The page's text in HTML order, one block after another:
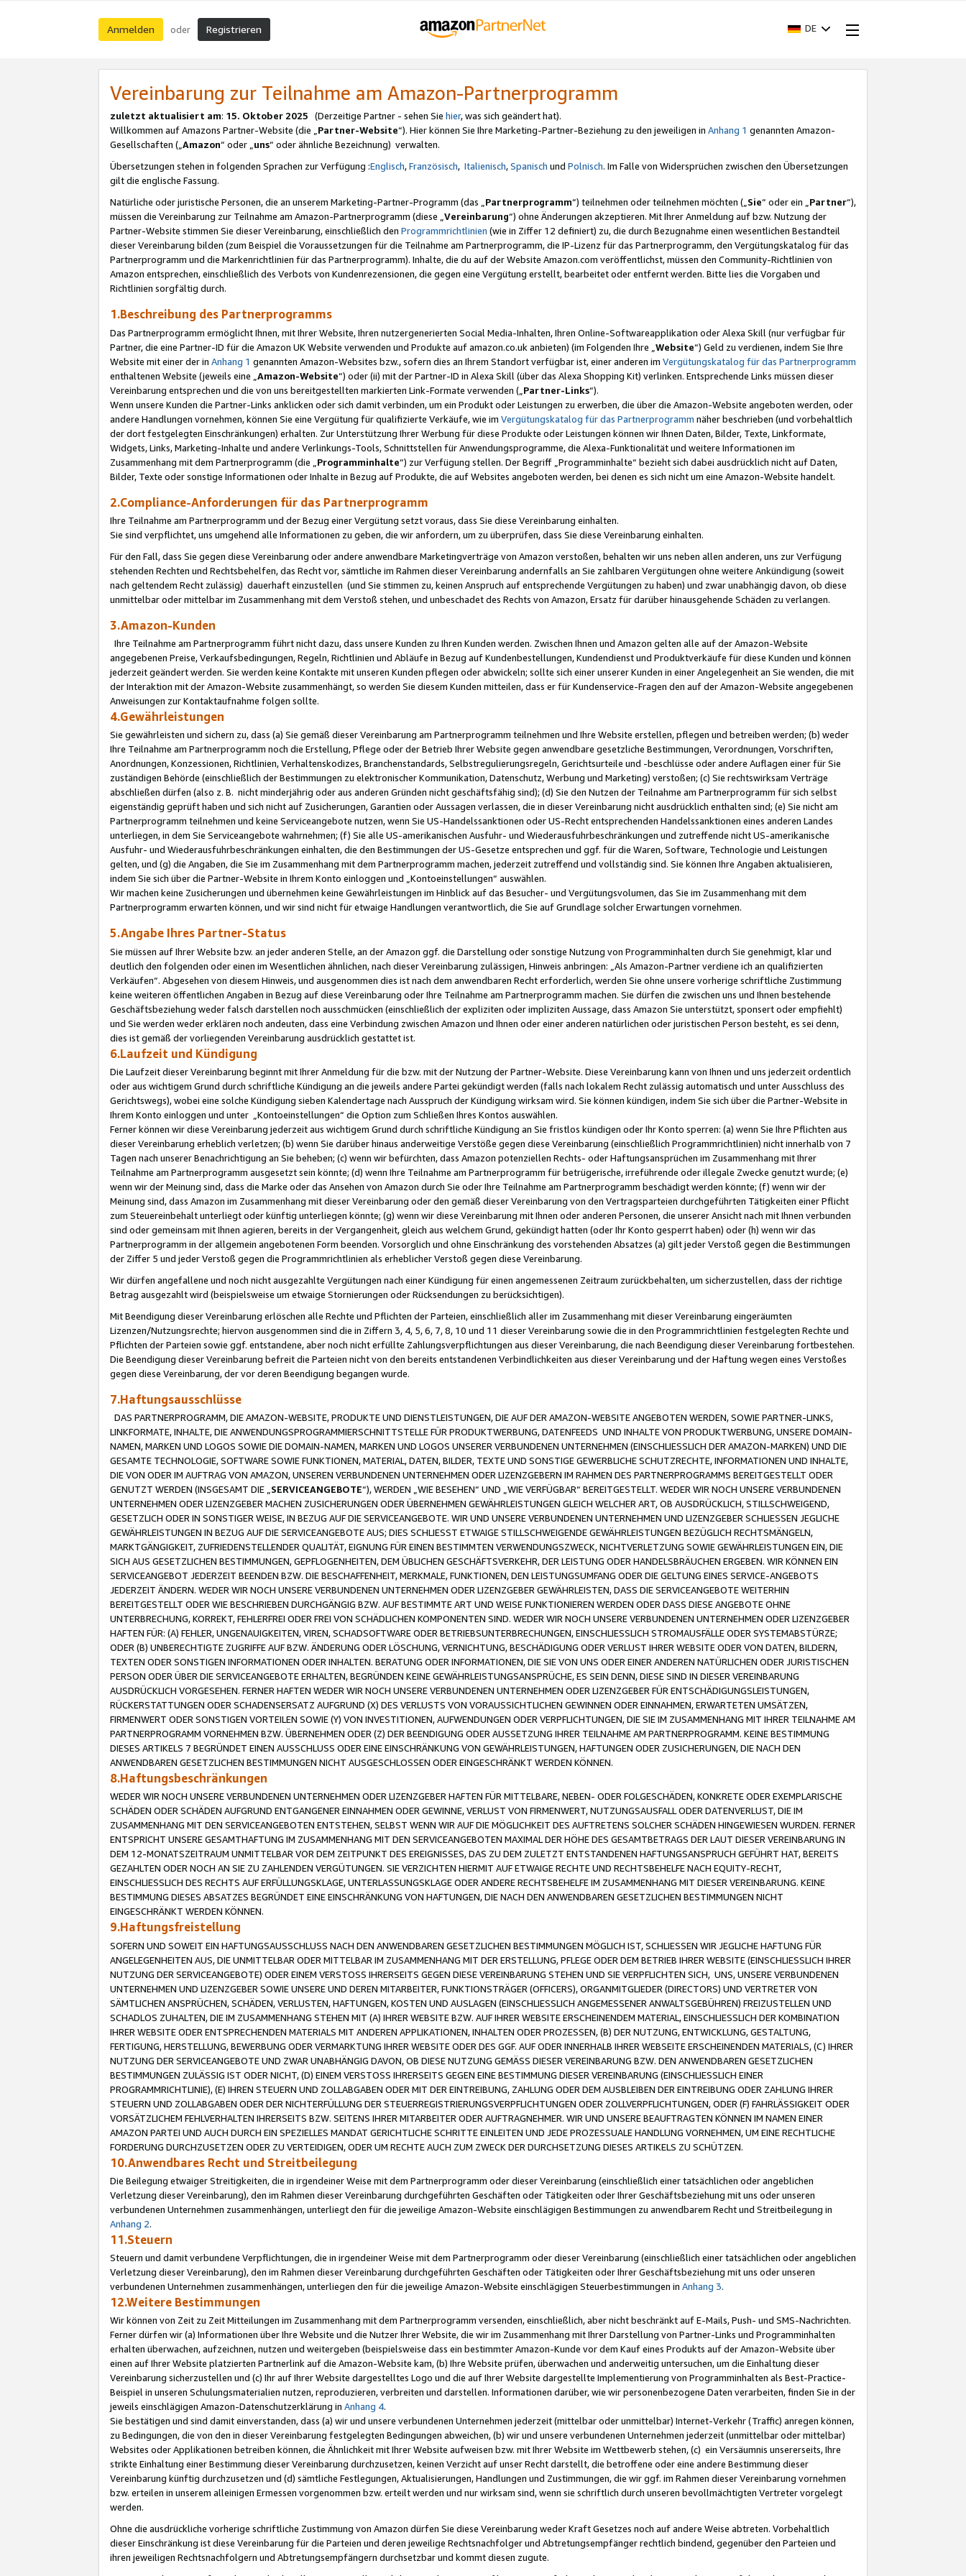
Anmelden oder Registrieren DE
Vereinbarung zur Teilnahme am Amazon-Partnerprogramm
zuletzt aktualisiert am: 15. Oktober 2025 (Derzeitige Partner - sehen Sie hier, was sich geändert hat).
Willkommen auf Amazons Partner-Website (die „Partner-Website“). Hier können Sie Ihre Marketing-Partner-Beziehung zu den jeweiligen in Anhang 1 genannten Amazon-
Gesellschaften („Amazon“ oder „uns“ oder ähnliche Bezeichnung) verwalten.
Übersetzungen stehen in folgenden Sprachen zur Verfügung :Englisch,Französisch, Italienisch,Spanisch und Polnisch. Im Falle von Widersprüchen zwischen den Übersetzungen
gilt die englische Fassung.
Natürliche oder juristische Personen, die an unserem Marketing-Partner-Programm (das „Partnerprogramm“) teilnehmen oder teilnehmen möchten („Sie“ oder ein „Partner“),
müssen die Vereinbarung zur Teilnahme am Amazon-Partnerprogramm (diese „Vereinbarung“) ohne Änderungen akzeptieren. Mit Ihrer Anmeldung auf bzw. Nutzung der
Partner-Website stimmen Sie dieser Vereinbarung, einschließlich den Programmrichtlinien (wie in Ziffer 12 definiert) zu, die durch Bezugnahme einen wesentlichen Bestandteil
dieser Vereinbarung bilden (zum Beispiel die Voraussetzungen für die Teilnahme am Partnerprogramm, die IP-Lizenz für das Partnerprogramm, den Vergütungskatalog für das
Partnerprogramm und die Markenrichtlinien für das Partnerprogramm). Inhalte, die du auf der Website Amazon.com veröffentlichst, müssen den Community-Richtlinien von
Amazon entsprechen, einschließlich des Verbots von Kundenrezensionen, die gegen eine Vergütung erstellt, bearbeitet oder entfernt werden. Bitte lies die Vorgaben und
Richtlinien sorgfältig durch.
1.Beschreibung des Partnerprogramms
Das Partnerprogramm ermöglicht Ihnen, mit Ihrer Website, Ihren nutzergenerierten Social Media-Inhalten, Ihren Online-Softwareapplikation oder Alexa Skill (nur verfügbar für
Partner, die eine Partner-ID für die Amazon UK Website verwenden und Produkte auf amazon.co.uk anbieten) (im Folgenden Ihre „ Website“) Geld zu verdienen, indem Sie Ihre
Website mit einer der in Anhang 1 genannten Amazon-Websites bzw., sofern dies an Ihrem Standort verfügbar ist, einer anderen im Vergütungskatalog für das Partnerprogramm
enthaltenen Website (jeweils eine „ Amazon-Website“) oder (ii) mit der Partner-ID in Alexa Skill (über das Alexa Shopping Kit) verlinken. Entsprechende Links müssen dieser
Vereinbarung entsprechen und die von uns bereitgestellten markierten Link-Formate verwenden („ Partner-Links“).
Wenn unsere Kunden die Partner-Links anklicken oder sich damit verbinden, um ein Produkt oder Leistungen zu erwerben, die über die Amazon-Website angeboten werden, oder
andere Handlungen vornehmen, können Sie eine Vergütung für qualifizierte Verkäufe, wie im Vergütungskatalog für das Partnerprogramm näher beschrieben (und vorbehaltlich
der dort festgelegten Einschränkungen) erhalten. Zur Unterstützung Ihrer Werbung für diese Produkte oder Leistungen können wir Ihnen Daten, Bilder, Texte, Linkformate,
Widgets, Links, Marketing-Inhalte und andere Verlinkungs-Tools, Schnittstellen für Anwendungsprogramme, die Alexa-Funktionalität und weitere Informationen im
Zusammenhang mit dem Partnerprogramm (die „ Programminhalte“) zur Verfügung stellen. Der Begriff „Programminhalte“ bezieht sich dabei ausdrücklich nicht auf Daten,
Bilder, Texte oder sonstige Informationen oder Inhalte in Bezug auf Produkte, die auf Websites angeboten werden, bei denen es sich nicht um eine Amazon-Website handelt.
2.Compliance-Anforderungen für das Partnerprogramm
Ihre Teilnahme am Partnerprogramm und der Bezug einer Vergütung setzt voraus, dass Sie diese Vereinbarung einhalten.
Sie sind verpflichtet, uns umgehend alle Informationen zu geben, die wir anfordern, um zu überprüfen, dass Sie diese Vereinbarung einhalten.
Für den Fall, dass Sie gegen diese Vereinbarung oder andere anwendbare Marketingverträge von Amazon verstoßen, behalten wir uns neben allen anderen, uns zur Verfügung
stehenden Rechten und Rechtsbehelfen, das Recht vor, sämtliche im Rahmen dieser Vereinbarung andernfalls an Sie zahlbaren Vergütungen ohne weitere Ankündigung (soweit
nach geltendem Recht zulässig) dauerhaft einzustellen (und Sie stimmen zu, keinen Anspruch auf entsprechende Vergütungen zu haben) und zwar unabhängig davon, ob diese
unmittelbar oder mittelbar im Zusammenhang mit dem Verstoß stehen, und unbeschadet des Rechts von Amazon, Ersatz für darüber hinausgehende Schäden zu verlangen.
3.Amazon-Kunden
Ihre Teilnahme am Partnerprogramm führt nicht dazu, dass unsere Kunden zu Ihren Kunden werden. Zwischen Ihnen und Amazon gelten alle auf der Amazon-Website
angegebenen Preise, Verkaufsbedingungen, Regeln, Richtlinien und Abläufe in Bezug auf Kundenbestellungen, Kundendienst und Produktverkäufe für diese Kunden und können
jederzeit geändert werden. Sie werden keine Kontakte mit unseren Kunden pflegen oder abwickeln; sollte sich einer unserer Kunden in einer Angelegenheit an Sie wenden, die mit
der Interaktion mit der Amazon-Website zusammenhängt, so werden Sie diesem Kunden mitteilen, dass er für Kundenservice-Fragen den auf der Amazon-Website angegebenen
Anweisungen zur Kontaktaufnahme folgen sollte.
4.Gewährleistungen
Sie gewährleisten und sichern zu, dass (a) Sie gemäß dieser Vereinbarung am Partnerprogramm teilnehmen und Ihre Website erstellen, pflegen und betreiben werden; (b) weder
Ihre Teilnahme am Partnerprogramm noch die Erstellung, Pflege oder der Betrieb Ihrer Website gegen anwendbare gesetzliche Bestimmungen, Verordnungen, Vorschriften,
Anordnungen, Konzessionen, Richtlinien, Verhaltenskodizes, Branchenstandards, Selbstregulierungsregeln, Gerichtsurteile und -beschlüsse oder andere Auflagen einer für Sie
zuständigen Behörde (einschließlich der Bestimmungen zu elektronischer Kommunikation, Datenschutz, Werbung und Marketing) verstoßen; (c) Sie rechtswirksam Verträge
abschließen dürfen (also z. B. nicht minderjährig oder aus anderen Gründen nicht geschäftsfähig sind); (d) Sie den Nutzen der Teilnahme am Partnerprogramm für sich selbst
eigenständig geprüft haben und sich nicht auf Zusicherungen, Garantien oder Aussagen verlassen, die in dieser Vereinbarung nicht ausdrücklich enthalten sind; (e) Sie nicht am
Partnerprogramm teilnehmen und keine Serviceangebote nutzen, wenn Sie US-Handelssanktionen oder US-Recht entsprechenden Handelssanktionen eines anderen Landes
unterliegen, in dem Sie Serviceangebote wahrnehmen; (f) Sie alle US-amerikanischen Ausfuhr- und Wiederausfuhrbeschränkungen und zutreffende nicht US-amerikanische
Ausfuhr- und Wiederausfuhrbeschränkungen einhalten, die den Bestimmungen der US-Gesetze entsprechen und ggf. für die Waren, Software, Technologie und Leistungen
gelten, und (g) die Angaben, die Sie im Zusammenhang mit dem Partnerprogramm machen, jederzeit zutreffend und vollständig sind. Sie können Ihre Angaben aktualisieren,
indem Sie sich über die Partner-Website in Ihrem Konto einloggen und „Kontoeinstellungen“ auswählen.
Wir machen keine Zusicherungen und übernehmen keine Gewährleistungen im Hinblick auf das Besucher- und Vergütungsvolumen, das Sie im Zusammenhang mit dem
Partnerprogramm erwarten können, und wir sind nicht für etwaige Handlungen verantwortlich, die Sie auf Grundlage solcher Erwartungen vornehmen.
5.Angabe Ihres Partner-Status
Sie müssen auf Ihrer Website bzw. an jeder anderen Stelle, an der Amazon ggf. die Darstellung oder sonstige Nutzung von Programminhalten durch Sie genehmigt, klar und
deutlich den folgenden oder einen im Wesentlichen ähnlichen, nach dieser Vereinbarung zulässigen, Hinweis anbringen: „Als Amazon-Partner verdiene ich an qualifizierten
Verkäufen“. Abgesehen von diesem Hinweis, und ausgenommen dies ist nach dem anwendbaren Recht erforderlich, werden Sie ohne unsere vorherige schriftliche Zustimmung
keine weiteren öffentlichen Angaben in Bezug auf diese Vereinbarung oder Ihre Teilnahme am Partnerprogramm machen. Sie dürfen die zwischen uns und Ihnen bestehende
Geschäftsbeziehung weder falsch darstellen noch ausschmücken (einschließlich der expliziten oder impliziten Aussage, dass Amazon Sie unterstützt, sponsert oder empfiehlt)
und Sie werden weder erklären noch andeuten, dass eine Verbindung zwischen Amazon und Ihnen oder einer anderen natürlichen oder juristischen Person besteht, es sei denn,
dies ist gemäß der vorliegenden Vereinbarung ausdrücklich gestattet ist.
6.Laufzeit und Kündigung
Die Laufzeit dieser Vereinbarung beginnt mit Ihrer Anmeldung für die bzw. mit der Nutzung der Partner-Website. Diese Vereinbarung kann von Ihnen und uns jederzeit ordentlich
oder aus wichtigem Grund durch schriftliche Kündigung an die jeweils andere Partei gekündigt werden (falls nach lokalem Recht zulässig automatisch und unter Ausschluss des
Gerichtswegs), wobei eine solche Kündigung sieben Kalendertage nach Ausspruch der Kündigung wirksam wird. Sie können kündigen, indem Sie sich über die Partner-Website in
Ihrem Konto einloggen und unter „Kontoeinstellungen“ die Option zum Schließen Ihres Kontos auswählen.
Ferner können wir diese Vereinbarung jederzeit aus wichtigem Grund durch schriftliche Kündigung an Sie fristlos kündigen oder Ihr Konto sperren: (a) wenn Sie Ihre Pflichten aus
dieser Vereinbarung erheblich verletzen; (b) wenn Sie darüber hinaus anderweitige Verstöße gegen diese Vereinbarung (einschließlich Programmrichtlinien) nicht innerhalb von 7
Tagen nach unserer Benachrichtigung an Sie beheben; (c) wenn wir befürchten, dass Amazon potenziellen Rechts- oder Haftungsansprüchen im Zusammenhang mit Ihrer
Teilnahme am Partnerprogramm ausgesetzt sein könnte; (d) wenn Ihre Teilnahme am Partnerprogramm für betrügerische, irreführende oder illegale Zwecke genutzt wurde; (e)
wenn wir der Meinung sind, dass die Marke oder das Ansehen von Amazon durch Sie oder Ihre Teilnahme am Partnerprogramm beschädigt werden könnte; (f) wenn wir der
Meinung sind, dass Amazon im Zusammenhang mit dieser Vereinbarung oder den gemäß dieser Vereinbarung von den Vertragsparteien durchgeführten Tätigkeiten einer Pflicht
zum Steuereinbehalt unterliegt oder künftig unterliegen könnte; (g) wenn wir diese Vereinbarung mit Ihnen oder anderen Personen, die unserer Ansicht nach mit Ihnen verbunden
sind oder gemeinsam mit Ihnen agieren, bereits in der Vergangenheit, gleich aus welchem Grund, gekündigt hatten (oder Ihr Konto gesperrt haben) oder (h) wenn wir das
Partnerprogramm in der allgemein angebotenen Form beenden. Vorsorglich und ohne Einschränkung des vorstehenden Absatzes (a) gilt jeder Verstoß gegen die Bestimmungen
der Ziffer 5 und jeder Verstoß gegen die Programmrichtlinien als erheblicher Verstoß gegen diese Vereinbarung.
Wir dürfen angefallene und noch nicht ausgezahlte Vergütungen nach einer Kündigung für einen angemessenen Zeitraum zurückbehalten, um sicherzustellen, dass der richtige
Betrag ausgezahlt wird (beispielsweise um etwaige Stornierungen oder Rücksendungen zu berücksichtigen).
Mit Beendigung dieser Vereinbarung erlöschen alle Rechte und Pflichten der Parteien, einschließlich aller im Zusammenhang mit dieser Vereinbarung eingeräumten
Lizenzen/Nutzungsrechte; hiervon ausgenommen sind die in Ziffern 3, 4, 5, 6, 7, 8, 10 und 11 dieser Vereinbarung sowie die in den Programmrichtlinien festgelegten Rechte und
Pflichten der Parteien sowie ggf. entstandene, aber noch nicht erfüllte Zahlungsverpflichtungen aus dieser Vereinbarung, die nach Beendigung dieser Vereinbarung fortbestehen.
Die Beendigung dieser Vereinbarung befreit die Parteien nicht von den bereits entstandenen Verbindlichkeiten aus dieser Vereinbarung und der Haftung wegen eines Verstoßes
gegen diese Vereinbarung, der vor deren Beendigung begangen wurde.
7.Haftungsausschlüsse
DAS PARTNERPROGRAMM, DIE AMAZON-WEBSITE, PRODUKTE UND DIENSTLEISTUNGEN, DIE AUF DER AMAZON-WEBSITE ANGEBOTEN WERDEN, SOWIE PARTNER-LINKS,
LINKFORMATE, INHALTE, DIE ANWENDUNGSPROGRAMMIERSCHNITTSTELLE FÜR PRODUKTWERBUNG, DATENFEEDS UND INHALTE VON PRODUKTWERBUNG, UNSERE DOMAIN-
NAMEN, MARKEN UND LOGOS SOWIE DIE DOMAIN-NAMEN, MARKEN UND LOGOS UNSERER VERBUNDENEN UNTERNEHMEN (EINSCHLIESSLICH DER AMAZON-MARKEN) UND DIE
GESAMTE TECHNOLOGIE, SOFTWARE SOWIE FUNKTIONEN, MATERIAL, DATEN, BILDER, TEXTE UND SONSTIGE GEWERBLICHE SCHUTZRECHTE, INFORMATIONEN UND INHALTE,
DIE VON ODER IM AUFTRAG VON AMAZON, UNSEREN VERBUNDENEN UNTERNEHMEN ODER LIZENZGEBERN IM RAHMEN DES PARTNERPROGRAMMS BEREITGESTELLT ODER
GENUTZT WERDEN (INSGESAMT DIE „ SERVICEANGEBOTE“), WERDEN „WIE BESEHEN“ UND „WIE VERFÜGBAR“ BEREITGESTELLT. WEDER WIR NOCH UNSERE VERBUNDENEN
UNTERNEHMEN ODER LIZENZGEBER MACHEN ZUSICHERUNGEN ODER ÜBERNEHMEN GEWÄHRLEISTUNGEN GLEICH WELCHER ART, OB AUSDRÜCKLICH, STILLSCHWEIGEND,
GESETZLICH ODER IN SONSTIGER WEISE, IN BEZUG AUF DIE SERVICEANGEBOTE. WIR UND UNSERE VERBUNDENEN UNTERNEHMEN UND LIZENZGEBER SCHLIESSEN JEGLICHE
GEWÄHRLEISTUNGEN IN BEZUG AUF DIE SERVICEANGEBOTE AUS; DIES SCHLIESST ETWAIGE STILLSCHWEIGENDE GEWÄHRLEISTUNGEN BEZÜGLICH RECHTSMÄNGELN,
MARKTGÄNGIGKEIT, ZUFRIEDENSTELLENDER QUALITÄT, EIGNUNG FÜR EINEN BESTIMMTEN VERWENDUNGSZWECK, NICHTVERLETZUNG SOWIE GEWÄHRLEISTUNGEN EIN, DIE
SICH AUS GESETZLICHEN BESTIMMUNGEN, GEPFLOGENHEITEN, DEM ÜBLICHEN GESCHÄFTSVERKEHR, DER LEISTUNG ODER HANDELSBRÄUCHEN ERGEBEN. WIR KÖNNEN EIN
SERVICEANGEBOT JEDERZEIT BEENDEN BZW. DIE BESCHAFFENHEIT, MERKMALE, FUNKTIONEN, DEN LEISTUNGSUMFANG ODER DIE GELTUNG EINES SERVICE-ANGEBOTS
JEDERZEIT ÄNDERN. WEDER WIR NOCH UNSERE VERBUNDENEN UNTERNEHMEN ODER LIZENZGEBER GEWÄHRLEISTEN, DASS DIE SERVICEANGEBOTE WEITERHIN
BEREITGESTELLT ODER WIE BESCHRIEBEN DURCHGÄNGIG BZW. AUF BESTIMMTE ART UND WEISE FUNKTIONIEREN WERDEN ODER DASS DIESE ANGEBOTE OHNE
UNTERBRECHUNG, KORREKT, FEHLERFREI ODER FREI VON SCHÄDLICHEN KOMPONENTEN SIND. WEDER WIR NOCH UNSERE VERBUNDENEN UNTERNEHMEN ODER LIZENZGEBER
HAFTEN FÜR: (A) FEHLER, UNGENAUIGKEITEN, VIREN, SCHADSOFTWARE ODER BETRIEBSUNTERBRECHUNGEN, EINSCHLIESSLICH STROMAUSFÄLLE ODER SYSTEMABSTÜRZE;
ODER (B) UNBERECHTIGTE ZUGRIFFE AUF BZW. ÄNDERUNG ODER LÖSCHUNG, VERNICHTUNG, BESCHÄDIGUNG ODER VERLUST IHRER WEBSITE ODER VON DATEN, BILDERN,
TEXTEN ODER SONSTIGEN INFORMATIONEN ODER INHALTEN. BERATUNG ODER INFORMATIONEN, DIE SIE VON UNS ODER EINER ANDEREN NATÜRLICHEN ODER JURISTISCHEN
PERSON ODER ÜBER DIE SERVICEANGEBOTE ERHALTEN, BEGRÜNDEN KEINE GEWÄHRLEISTUNGSANSPRÜCHE, ES SEIN DENN, DIESE SIND IN DIESER VEREINBARUNG
AUSDRÜCKLICH VORGESEHEN. FERNER HAFTEN WEDER WIR NOCH UNSERE VERBUNDENEN UNTERNEHMEN ODER LIZENZGEBER FÜR ENTSCHÄDIGUNGSLEISTUNGEN,
RÜCKERSTATTUNGEN ODER SCHADENSERSATZ AUFGRUND (X) DES VERLUSTS VON VORAUSSICHTLICHEN GEWINNEN ODER EINNAHMEN, ERWARTETEN UMSÄTZEN,
FIRMENWERT ODER SONSTIGEN VORTEILEN SOWIE (Y) VON INVESTITIONEN, AUFWENDUNGEN ODER VERPFLICHTUNGEN, DIE SIE IM ZUSAMMENHANG MIT IHRER TEILNAHME AM
PARTNERPROGRAMM VORNEHMEN BZW. ÜBERNEHMEN ODER (Z) DER BEENDIGUNG ODER AUSSETZUNG IHRER TEILNAHME AM PARTNERPROGRAMM. KEINE BESTIMMUNG
DIESES ARTIKELS 7 BEGRÜNDET EINEN AUSSCHLUSS ODER EINE EINSCHRÄNKUNG VON GEWÄHRLEISTUNGEN, HAFTUNGEN ODER ZUSICHERUNGEN, DIE NACH DEN
ANWENDBAREN GESETZLICHEN BESTIMMUNGEN NICHT AUSGESCHLOSSEN ODER EINGESCHRÄNKT WERDEN KÖNNEN.
8.Haftungsbeschränkungen
WEDER WIR NOCH UNSERE VERBUNDENEN UNTERNEHMEN ODER LIZENZGEBER HAFTEN FÜR MITTELBARE, NEBEN- ODER FOLGESCHÄDEN, KONKRETE ODER EXEMPLARISCHE
SCHÄDEN ODER SCHÄDEN AUFGRUND ENTGANGENER EINNAHMEN ODER GEWINNE, VERLUST VON FIRMENWERT, NUTZUNGSAUSFALL ODER DATENVERLUST, DIE IM
ZUSAMMENHANG MIT DEN SERVICEANGEBOTEN ENTSTEHEN, SELBST WENN WIR AUF DIE MÖGLICHKEIT DES AUFTRETENS SOLCHER SCHÄDEN HINGEWIESEN WURDEN. FERNER
ENTSPRICHT UNSERE GESAMTHAFTUNG IM ZUSAMMENHANG MIT DEN SERVICEANGEBOTEN MAXIMAL DER HÖHE DES GESAMTBETRAGS DER LAUT DIESER VEREINBARUNG IN
DEM 12-MONATSZEITRAUM UNMITTELBAR VOR DEM ZEITPUNKT DES EREIGNISSES, DAS ZU DEM ZULETZT ENTSTANDENEN HAFTUNGSANSPRUCH GEFÜHRT HAT, BEREITS
GEZAHLTEN ODER NOCH AN SIE ZU ZAHLENDEN VERGÜTUNGEN. SIE VERZICHTEN HIERMIT AUF ETWAIGE RECHTE UND RECHTSBEHELFE NACH EQUITY-RECHT,
EINSCHLIESSLICH DES RECHTS AUF ERFÜLLUNGSKLAGE, UNTERLASSUNGSKLAGE ODER ANDERE RECHTSBEHELFE IM ZUSAMMENHANG MIT DIESER VEREINBARUNG. KEINE
BESTIMMUNG DIESES ABSATZES BEGRÜNDET EINE EINSCHRÄNKUNG VON HAFTUNGEN, DIE NACH DEN ANWENDBAREN GESETZLICHEN BESTIMMUNGEN NICHT
EINGESCHRÄNKT WERDEN KÖNNEN.
9.Haftungsfreistellung
SOFERN UND SOWEIT EIN HAFTUNGSAUSSCHLUSS NACH DEN ANWENDBAREN GESETZLICHEN BESTIMMUNGEN MÖGLICH IST, SCHLIESSEN WIR JEGLICHE HAFTUNG FÜR
ANGELEGENHEITEN AUS, DIE UNMITTELBAR ODER MITTELBAR IM ZUSAMMENHANG MIT DER ERSTELLUNG, PFLEGE ODER DEM BETRIEB IHRER WEBSITE (EINSCHLIESSLICH IHRER
NUTZUNG DER SERVICEANGEBOTE) ODER EINEM VERSTOSS IHRERSEITS GEGEN DIESE VEREINBARUNG STEHEN UND SIE VERPFLICHTEN SICH, UNS, UNSERE VERBUNDENEN
UNTERNEHMEN UND LIZENZGEBER SOWIE UNSERE UND DEREN MITARBEITER, FUNKTIONSTRÄGER (OFFICERS), ORGANMITGLIEDER (DIRECTORS) UND VERTRETER VON
SÄMTLICHEN ANSPRÜCHEN, SCHÄDEN, VERLUSTEN, HAFTUNGEN, KOSTEN UND AUSLAGEN (EINSCHLIESSLICH ANGEMESSENER ANWALTSGEBÜHREN) FREIZUSTELLEN UND
SCHADLOS ZUHALTEN, DIE IM ZUSAMMENHANG STEHEN MIT (A) IHRER WEBSITE BZW. AUF IHRER WEBSITE ERSCHEINENDEM MATERIAL, EINSCHLIESSLICH DER KOMBINATION
IHRER WEBSITE ODER ENTSPRECHENDEN MATERIALS MIT ANDEREN APPLIKATIONEN, INHALTEN ODER PROZESSEN, (B) DER NUTZUNG, ENTWICKLUNG, GESTALTUNG,
FERTIGUNG, HERSTELLUNG, BEWERBUNG ODER VERMARKTUNG IHRER WEBSITE ODER DES GGF. AUF ODER INNERHALB IHRER WEBSEITE ERSCHEINENDEN MATERIALS, (C) IHRER
NUTZUNG DER SERVICEANGEBOTE UND ZWAR UNABHÄNGIG DAVON, OB DIESE NUTZUNG GEMÄSS DIESER VEREINBARUNG BZW. DEN ANWENDBAREN GESETZLICHEN
BESTIMMUNGEN ZULÄSSIG IST ODER NICHT, (D) EINEM VERSTOSS IHRERSEITS GEGEN EINE BESTIMMUNG DIESER VEREINBARUNG (EINSCHLIESSLICH EINER
PROGRAMMRICHTLINIE), (E) IHREN STEUERN UND ZOLLABGABEN ODER MIT DER EINTREIBUNG, ZAHLUNG ODER DEM AUSBLEIBEN DER EINTREIBUNG ODER ZAHLUNG IHRER
STEUERN UND ZOLLABGABEN ODER DER NICHTERFÜLLUNG DER STEUERREGISTRIERUNGSVERPFLICHTUNGEN ODER ZOLLVERPFLICHTUNGEN, ODER (F) FAHRLÄSSIGKEIT ODER
VORSÄTZLICHEM FEHLVERHALTEN IHRERSEITS BZW. SEITENS IHRER MITARBEITER ODER AUFTRAGNEHMER. WIR UND UNSERE BEAUFTRAGTEN KÖNNEN IM NAMEN EINER
AMAZON PARTEI UND AUCH DURCH EIN SPEZIELLES MANDAT GERICHTLICHE SCHRITTE EINLEITEN UND JEDE PROZESSUALE HANDLUNG VORNEHMEN, UM EINE RECHTLICHE
FORDERUNG DURCHZUSETZEN ODER ZU VERTEIDIGEN, ODER UM RECHTE AUCH ZUM ZWECK DER DURCHSETZUNG DIESES ARTIKELS ZU SCHÜTZEN.
10.Anwendbares Recht und Streitbeilegung
Die Beilegung etwaiger Streitigkeiten, die in irgendeiner Weise mit dem Partnerprogramm oder dieser Vereinbarung (einschließlich einer tatsächlichen oder angeblichen
Verletzung dieser Vereinbarung), den im Rahmen dieser Vereinbarung durchgeführten Geschäften oder Tätigkeiten oder Ihrer Geschäftsbeziehung mit uns oder unseren
verbundenen Unternehmen zusammenhängen, unterliegt den für die jeweilige Amazon-Website einschlägigen Bestimmungen zu anwendbarem Recht und Streitbeilegung in
Anhang 2.
11.Steuern
Steuern und damit verbundene Verpflichtungen, die in irgendeiner Weise mit dem Partnerprogramm oder dieser Vereinbarung (einschließlich einer tatsächlichen oder angeblichen
Verletzung dieser Vereinbarung), den im Rahmen dieser Vereinbarung durchgeführten Geschäften oder Tätigkeiten oder Ihrer Geschäftsbeziehung mit uns oder unseren
verbundenen Unternehmen zusammenhängen, unterliegen den für die jeweilige Amazon-Website einschlägigen Steuerbestimmungen in Anhang 3.
12.Weitere Bestimmungen
Wir können von Zeit zu Zeit Mitteilungen im Zusammenhang mit dem Partnerprogramm versenden, einschließlich, aber nicht beschränkt auf E-Mails, Push- und SMS-Nachrichten.
Ferner dürfen wir (a) Informationen über Ihre Website und die Nutzer Ihrer Website, die wir im Zusammenhang mit Ihrer Darstellung von Partner-Links und Programminhalten
erhalten überwachen, aufzeichnen, nutzen und weitergeben (beispielsweise dass ein bestimmter Amazon-Kunde vor dem Kauf eines Produkts auf der Amazon-Website über
einen auf Ihrer Website platzierten Partnerlink auf die Amazon-Website kam, (b) Ihre Website prüfen, überwachen und anderweitig untersuchen, um die Einhaltung dieser
Vereinbarung sicherzustellen und (c) Ihr auf Ihrer Website dargestelltes Logo und die auf Ihrer Website dargestellte Implementierung von Programminhalten als Best-Practice-
Beispiel in unseren Schulungsmaterialien nutzen, reproduzieren, verbreiten und darstellen. Informationen darüber, wie wir personenbezogene Daten verarbeiten, finden Sie in der
jeweils einschlägigen Amazon-Datenschutzerklärung in Anhang 4.
Sie bestätigen und sind damit einverstanden, dass (a) wir und unsere verbundenen Unternehmen jederzeit (mittelbar oder unmittelbar) Internet-Verkehr (Traffic) anregen können,
zu Bedingungen, die von den in dieser Vereinbarung festgelegten Bedingungen abweichen, (b) wir und unsere verbundenen Unternehmen jederzeit (unmittelbar oder mittelbar)
Websites oder Applikationen betreiben können, die Ähnlichkeit mit Ihrer Website aufweisen bzw. mit Ihrer Website im Wettbewerb stehen, (c) ein Versäumnis unsererseits, Ihre
strikte Einhaltung einer Bestimmung dieser Vereinbarung durchzusetzen, keinen Verzicht auf unser Recht darstellt, die betroffene oder eine andere Bestimmung dieser
Vereinbarung künftig durchzusetzen und (d) sämtliche Festlegungen, Aktualisierungen, Handlungen und Zustimmungen, die wir ggf. im Rahmen dieser Vereinbarung vornehmen
bzw. erteilen in unserem alleinigen Ermessen vorgenommen bzw. erteilt werden und nur wirksam sind, wenn sie schriftlich durch unseren bevollmächtigten Vertreter vorgelegt
werden.
Ohne die ausdrückliche vorherige schriftliche Zustimmung von Amazon dürfen Sie diese Vereinbarung weder Kraft Gesetzes noch auf andere Weise abtreten. Vorbehaltlich
dieser Einschränkung ist diese Vereinbarung für die Parteien und deren jeweilige Rechtsnachfolger und Abtretungsempfänger rechtlich bindend, gegenüber den Parteien und
ihren jeweiligen Rechtsnachfolgern und Abtretungsempfängern durchsetzbar und kommt diesen zugute.